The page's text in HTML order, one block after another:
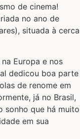
de cinema!
no ano de
situada à cerca
Europa e nos
dedicou boa parte
de renome em
já no Brasil,
sonho que há muito
em sua